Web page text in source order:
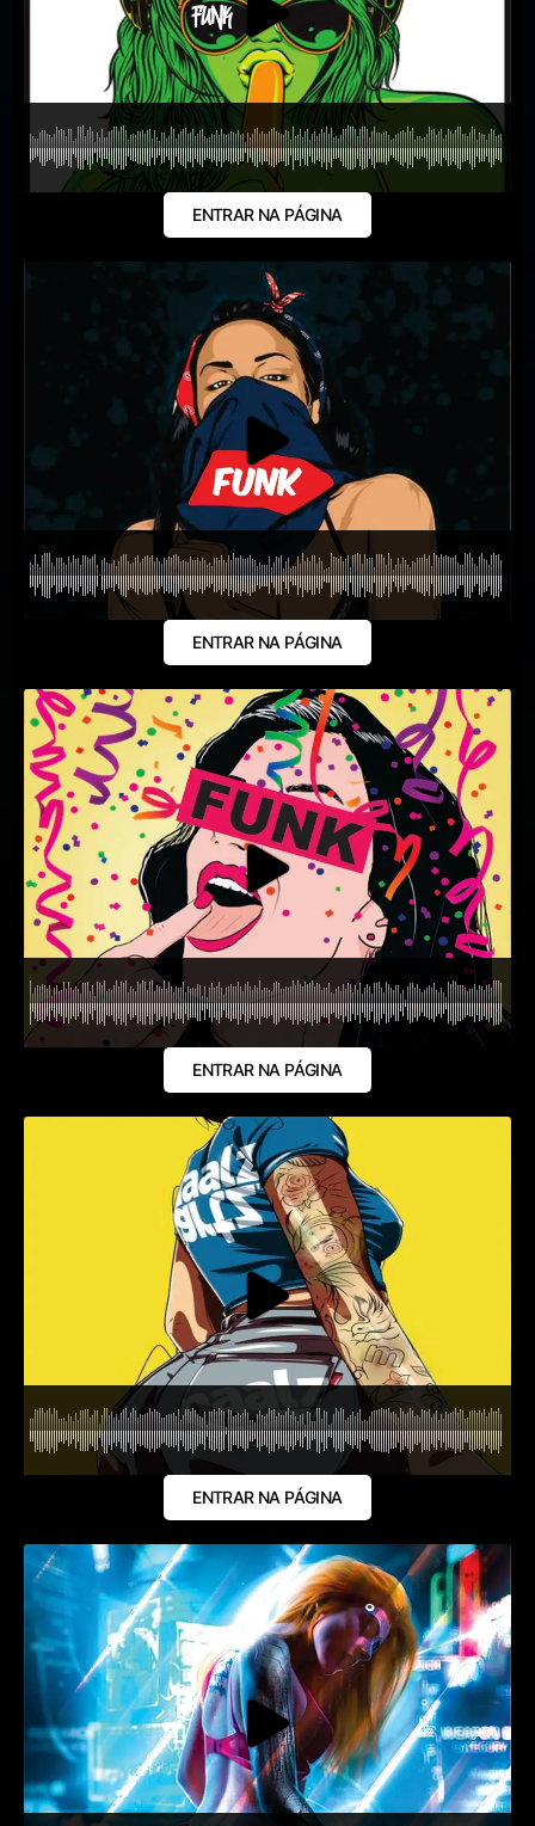
ENTRAR NA PÁGINA
ENTRAR NA PÁGINA
ENTRAR NA PÁGINA
ENTRAR NA PÁGINA